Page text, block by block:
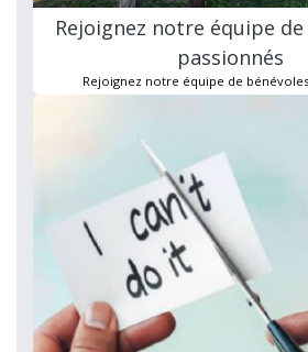
Rejoignez notre équipe
passionnés
Rejoignez notre équipe de